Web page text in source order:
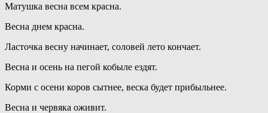
Матушка весна всем красна.
Весна днем красна.
Ласточка весну начинает, соловей лето кончает.
Весна и осень на пегой кобыле ездят.
Корми с осени коров сытнее, веска будет прибыльнее.
Весна и червяка оживит.